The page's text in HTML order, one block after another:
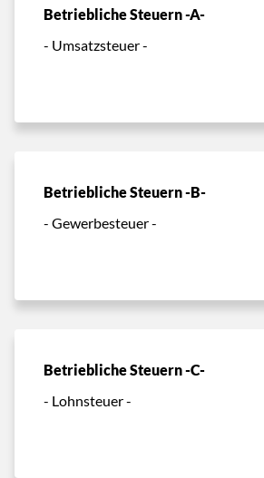
Betriebliche Steuern -A-
- Umsatzsteuer -
Betriebliche Steuern -B-
- Gewerbesteuer -
Betriebliche Steuern -C-
- Lohnsteuer -